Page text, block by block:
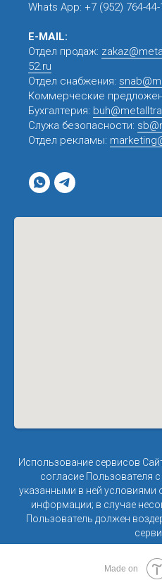
Whats App: +7 (952) 764-
E-MAIL:
Отдел продаж:
52.ru
Отдел снабжения:
Коммерческие
Бухгалтерия:
Служа безопасности:
Отдел рекламы:
Использование сервисов
согласие Пользователя
указанными в ней условиями
информации; в случае
Пользователь должен
Made on